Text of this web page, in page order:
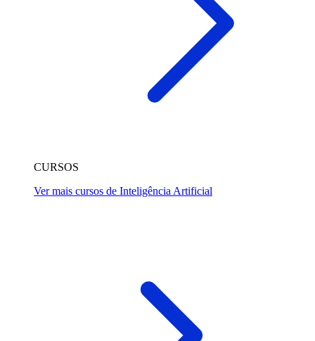
CURSOS
Ver mais cursos de Inteligência Artificial